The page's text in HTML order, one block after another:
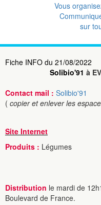
Vous
sur
Fiche INFO du 21/08/2022
Solibio'91 à
Contact mail : Solibio'91
( copier et enlever les
Site Internet
Produits : Légumes
Distribution le mardi de
Boulevard de France.